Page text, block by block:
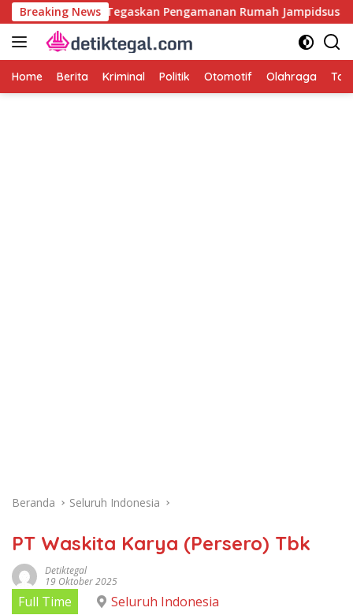
Langsung
ke
konten
Breaking News
TNI Tegaskan Pengamanan Rumah Jampidsus
Home Berita Kriminal Politik Otomotif Olahraga
Beranda Seluruh Indonesia
PT Waskita Karya (Persero) Tbk
Detiktegal
19 Oktober 2025
Full Time
Seluruh Indonesia